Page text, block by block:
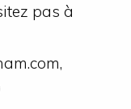
pas à